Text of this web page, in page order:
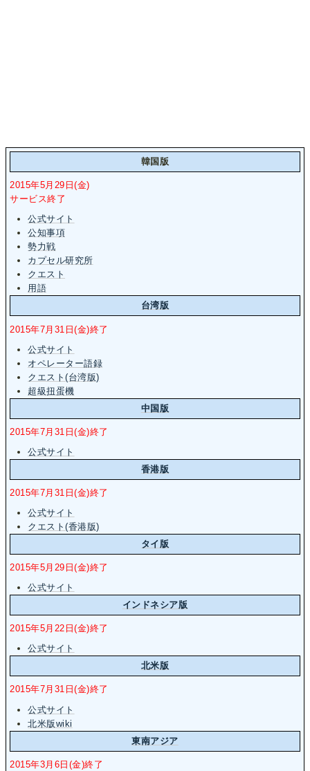
韓国版
2015年5月29日(金)
サービス終了
公式サイト
公知事項
勢力戦
カプセル研究所
クエスト
用語
台湾版
2015年7月31日(金)終了
公式サイト
オペレーター語録
クエスト(台湾版)
超級扭蛋機
中国版
2015年7月31日(金)終了
公式サイト
香港版
2015年7月31日(金)終了
公式サイト
クエスト(香港版)
タイ版
2015年5月29日(金)終了
公式サイト
インドネシア版
2015年5月22日(金)終了
公式サイト
北米版
2015年7月31日(金)終了
公式サイト
北米版wiki
東南アジア
2015年3月6日(金)終了